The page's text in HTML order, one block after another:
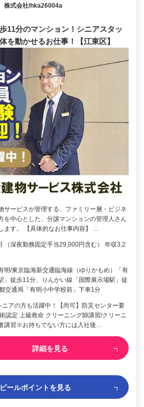
株式会社/hka26004a
11分のマンション！シニアスタッ
を動かせるお仕事！【江東区】
サービスが管理する、ファミリー層・ビジネ
を中心とした、分譲マンションの管理人さん
ます。 【具体的なお仕事内容】 …
（深夜勤務固定手当29,000円含む） 年収3,2
明/東京臨海新交通臨海線（ゆりかもめ）「有
」徒歩11分、りんかい線「国際展示場駅」徒
交通局「有明小中学校前」下車1分
アの方も活躍中！【尚可】防災センター要
認定 上級救命 クリーニング師講習/クリーニ
講習※お持ちでない方には入社後…
詳細を見る
ールポイントを見る